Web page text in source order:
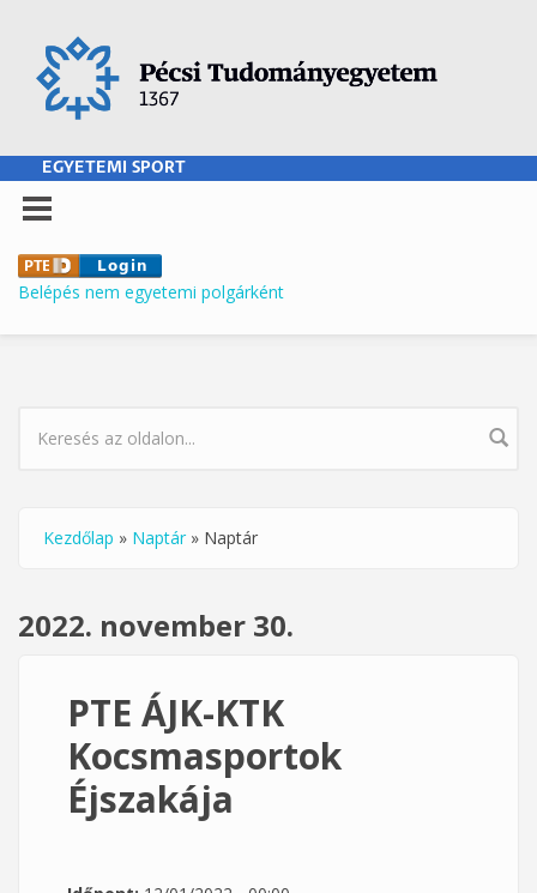
EGYETEMI SPORT
Belépés nem egyetemi polgárként
KERESÉS ŰRLAP
Jelenlegi hely
Kezdőlap » Naptár » Naptár
2022. november 30.
PTE ÁJK-KTK
Kocsmasportok
Éjszakája